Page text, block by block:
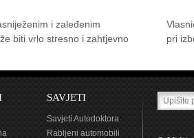
i zaleđenim
biti vrlo stresno i zahtjevno
pri
SAVJETI
Savjeti Autodoktora
Rabljeni automobili